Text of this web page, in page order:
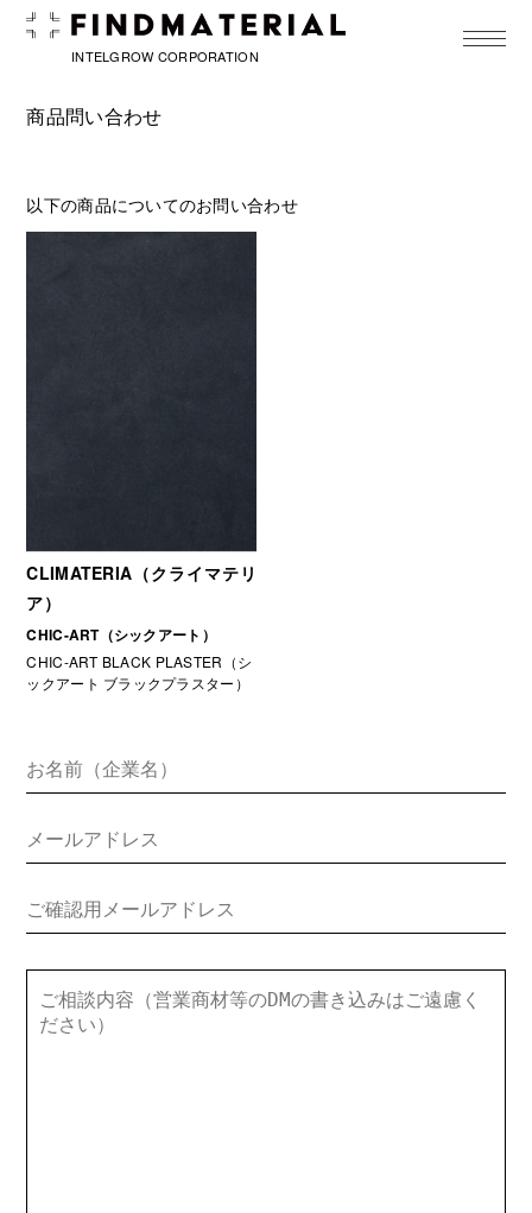
INTELGROW CORPORATION
toggle
商品問い合わせ
以下の商品についてのお問い合わせ
CLIMATERIA（クライマテリ
ア）
CHIC-ART（シックアート）
CHIC-ART BLACK PLASTER（シ
ックアート ブラックプラスター）